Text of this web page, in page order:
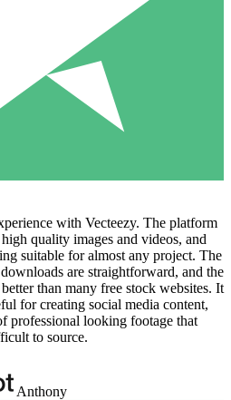
with Vecteezy. The platform
quality images and videos, and
suitable for almost any project. The
are straightforward, and the
than many free stock websites. It
for creating social media content,
professional looking footage that
to source.
Anthony